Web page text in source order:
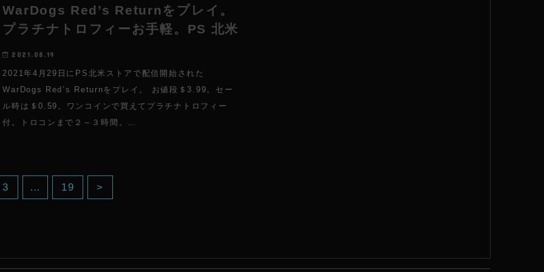
WarDogs Red’s Returnをプレイ。
プラチナトロフィーお手軽。PS 北米
2021.08.19
2021年4月29日にPS北米ストアで配信開始された
WarDogs Red’s Returnをプレイ。 お値段＄3.99。セー
ル時は＄0.59。ワンコインで買えてプラチナトロフィー
付。トロコンまで２～３時間。…
3 … 19 >